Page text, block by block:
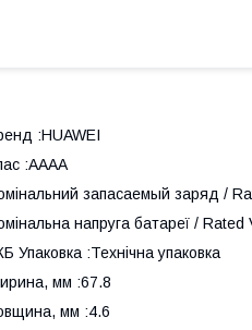
:HUAWEI
:AAAA
запасаемый заряд /
напруга батареї / Rated
Упаковка :Технічна упаковка
мм :67.8
мм :4.6